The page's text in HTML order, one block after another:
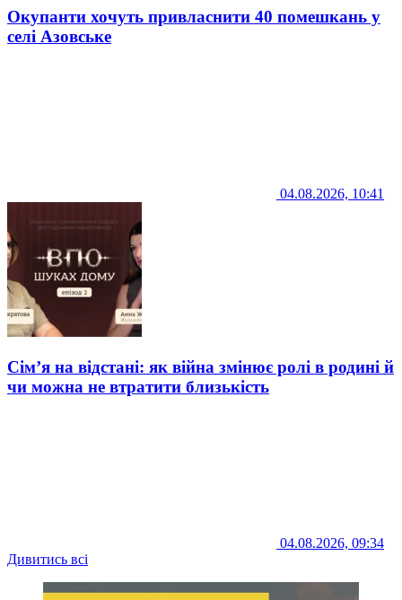
Окупанти хочуть привласнити 40 помешкань у
селі Азовське
04.08.2026, 10:41
Сім’я на відстані: як війна змінює ролі в родині й
чи можна не втратити близькість
04.08.2026, 09:34
Дивитись всі